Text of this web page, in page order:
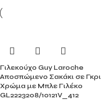
Γιλεκούχο Guy Laroche
Αποσπώμενο Σακάκι σε Γκρι
Χρώμα με Μπλε Γιλέκο
GL2223208/10121V_412